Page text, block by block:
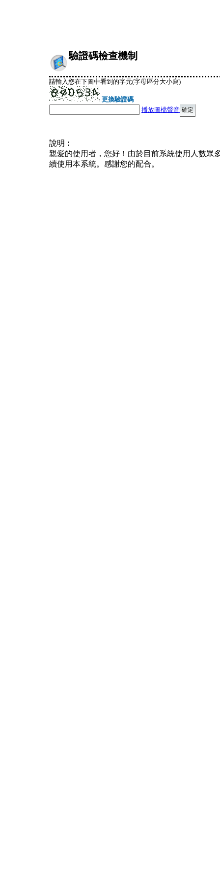
驗證碼檢查機制
請輸入您在下圖中看到的字元(字母區分大小寫)
更換驗證碼
播放圖檔聲音
說明︰
親愛的使用者，您好！由於目前系統使用人數眾
續使用本系統。感謝您的配合。